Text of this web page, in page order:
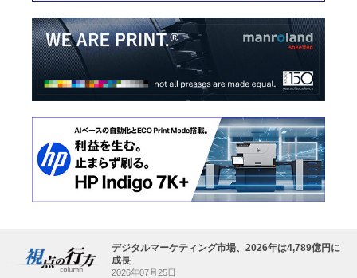
デジタルマーケティング市場、2026年は4,789億円に
成長
2026年07月25日